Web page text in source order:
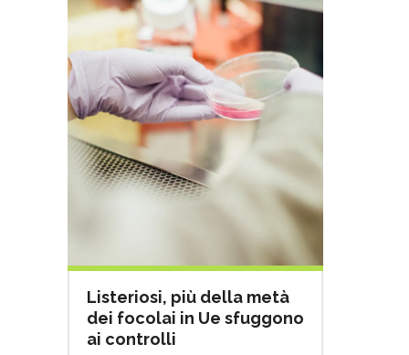
Listeriosi, più della metà
dei focolai in Ue sfuggono
ai controlli